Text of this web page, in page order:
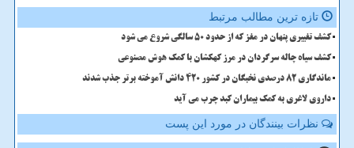
تازه ترین مطالب مرتبط
کشف تغییری پنهان در مغز که از حدود 50 سالگی شروع می شود
کشف سیاه چاله سرگردان در مرز کهکشان با کمک هوش مصنوعی
ماندگاری 82 درصدی نخبگان در کشور 420 دانش آموخته برتر جذب شدند
داروی لاغری به کمک بیماران کبد چرب می آید
نظرات بینندگان در مورد این پست